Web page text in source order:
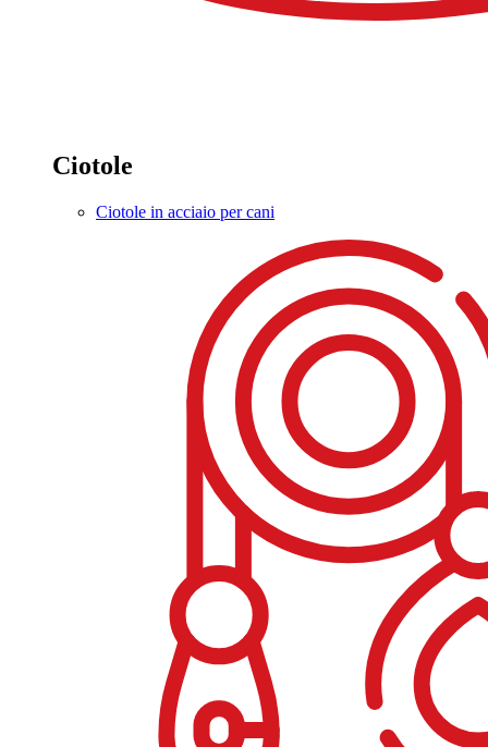
Ciotole
Ciotole in acciaio per cani